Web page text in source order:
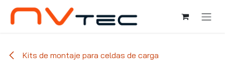
Ir al contenido
Kits de montaje para celdas de carga